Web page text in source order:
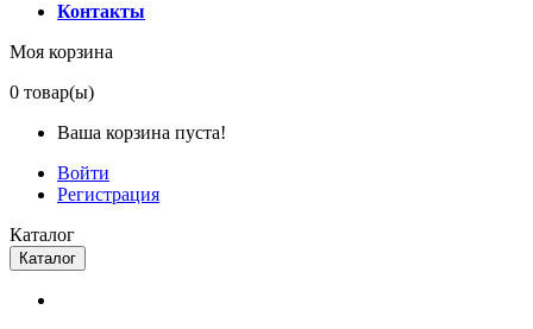
Контакты
Моя корзина
0 товар(ы)
Ваша корзина пуста!
Войти
Регистрация
Каталог
Каталог